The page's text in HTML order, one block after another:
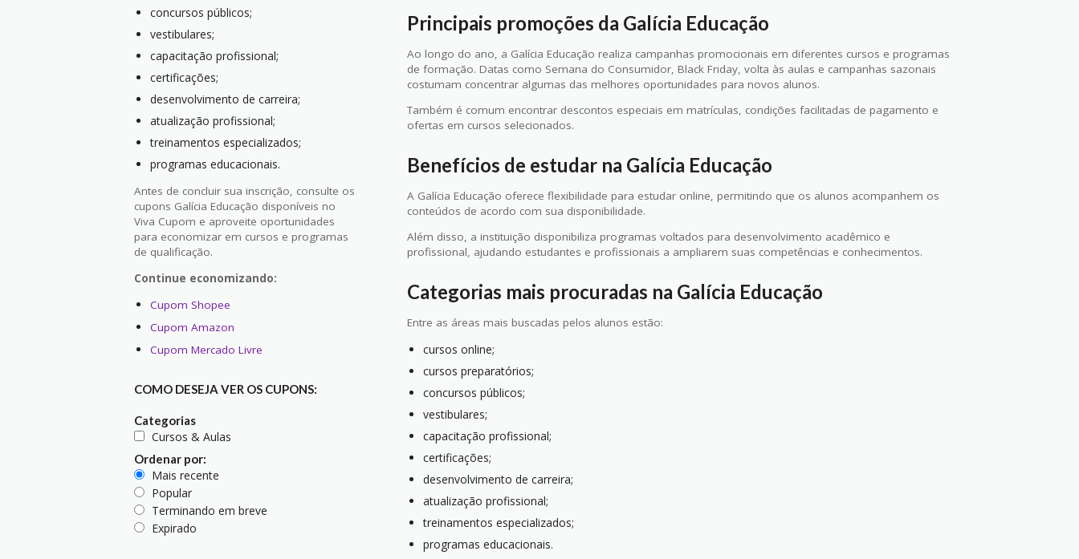
Principais promoções da Galícia Educação
Ao longo do ano, a Galícia Educação realiza campanhas promocionais em diferentes cursos e programas
de formação. Datas como Semana do Consumidor, Black Friday, volta às aulas e campanhas sazonais
costumam concentrar algumas das melhores oportunidades para novos alunos.
Também é comum encontrar descontos especiais em matrículas, condições facilitadas de pagamento e
ofertas em cursos selecionados.
Benefícios de estudar na Galícia Educação
A Galícia Educação oferece flexibilidade para estudar online, permitindo que os alunos acompanhem os
conteúdos de acordo com sua disponibilidade.
Além disso, a instituição disponibiliza programas voltados para desenvolvimento acadêmico e
profissional, ajudando estudantes e profissionais a ampliarem suas competências e conhecimentos.
Categorias mais procuradas na Galícia Educação
Entre as áreas mais buscadas pelos alunos estão:
cursos online;
cursos preparatórios;
concursos públicos;
vestibulares;
capacitação profissional;
certificações;
desenvolvimento de carreira;
atualização profissional;
treinamentos especializados;
programas educacionais.
concursos públicos;
vestibulares;
capacitação profissional;
certificações;
desenvolvimento de carreira;
atualização profissional;
treinamentos especializados;
programas educacionais.
Antes de concluir sua inscrição, consulte os
cupons Galícia Educação disponíveis no
Viva Cupom e aproveite oportunidades
para economizar em cursos e programas
de qualificação.
Continue economizando:
Cupom Shopee
Cupom Amazon
Cupom Mercado Livre
COMO DESEJA VER OS CUPONS:
Categorias
Cursos & Aulas
Ordenar por:
Mais recente
Popular
Terminando em breve
Expirado